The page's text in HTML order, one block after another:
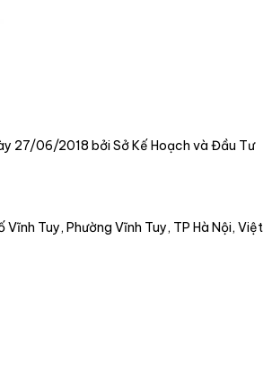
27/06/2018 bởi Sở Kế Hoạch và Đầu Tư
Tuy, Phường Vĩnh Tuy, TP Hà Nội, Việt